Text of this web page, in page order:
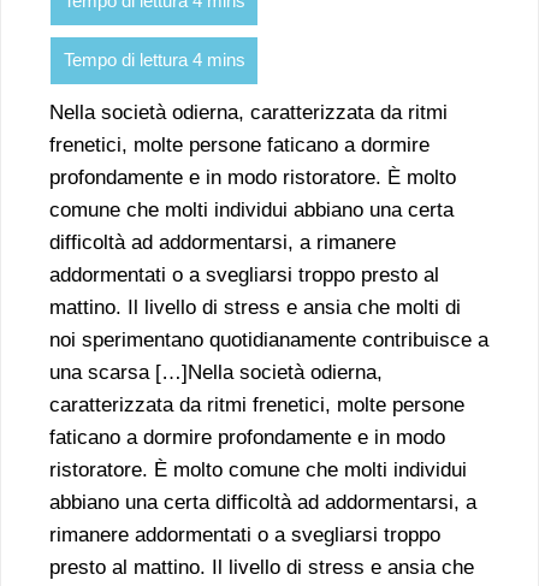
Nella società odierna, caratterizzata da ritmi
frenetici, molte persone faticano a dormire
profondamente e in modo ristoratore. È molto
comune che molti individui abbiano una certa
difficoltà ad addormentarsi, a rimanere
addormentati o a svegliarsi troppo presto al
mattino. Il livello di stress e ansia che molti di
noi sperimentano quotidianamente contribuisce a
una scarsa […]Nella società odierna,
caratterizzata da ritmi frenetici, molte persone
faticano a dormire profondamente e in modo
ristoratore. È molto comune che molti individui
abbiano una certa difficoltà ad addormentarsi, a
rimanere addormentati o a svegliarsi troppo
presto al mattino. Il livello di stress e ansia che